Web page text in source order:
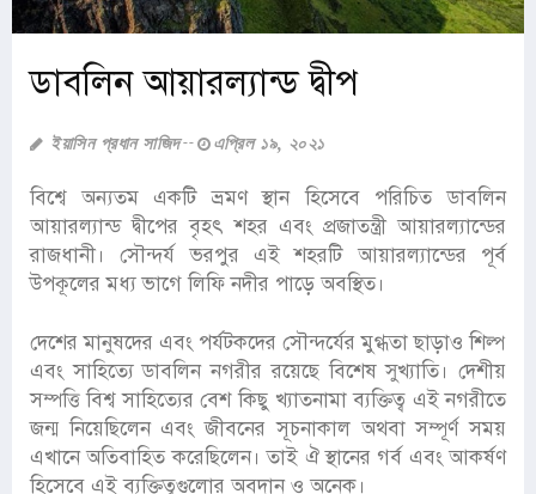
ডাবলিন আয়ারল্যান্ড দ্বীপ
ইয়াসিন প্রধান সাজিদ এপ্রিল ১৯, ২০২১
বিশ্বে অন্যতম একটি ভ্রমণ স্থান হিসেবে পরিচিত ডাবলিন
আয়ারল্যান্ড দ্বীপের বৃহৎ শহর এবং প্রজাতন্ত্রী আয়ারল্যান্ডের
রাজধানী। সৌন্দর্য ভরপুর এই শহরটি আয়ারল্যান্ডের পূর্ব
উপকূলের মধ্য ভাগে লিফি নদীর পাড়ে অবস্থিত।
দেশের মানুষদের এবং পর্যটকদের সৌন্দর্যের মুগ্ধতা ছাড়াও শিল্প
এবং সাহিত্যে ডাবলিন নগরীর রয়েছে বিশেষ সুখ্যাতি। দেশীয়
সম্পত্তি বিশ্ব সাহিত্যের বেশ কিছু খ্যাতনামা ব্যক্তিত্ব এই নগরীতে
জন্ম নিয়েছিলেন এবং জীবনের সূচনাকাল অথবা সম্পূর্ণ সময়
এখানে অতিবাহিত করেছিলেন। তাই ঐ স্থানের গর্ব এবং আকর্ষণ
হিসেবে এই ব্যক্তিত্বগুলোর অবদান ও অনেক।